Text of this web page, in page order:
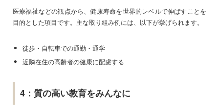
医療福祉などの観点から、健康寿命を世界的レベルで伸ばすことを
目的とした項目です。主な取り組み例には、以下が挙げられます。
徒歩・自転車での通勤・通学
近隣在住の高齢者の健康に配慮する
4：質の高い教育をみんなに